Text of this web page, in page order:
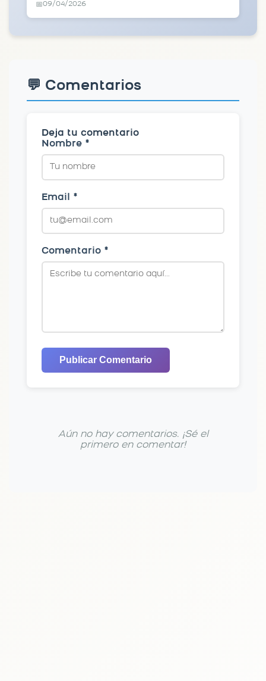
📅09/04/2026
💬 Comentarios
Deja tu comentario
Nombre *
Email *
Comentario *
Publicar Comentario
Aún no hay comentarios. ¡Sé el
primero en comentar!